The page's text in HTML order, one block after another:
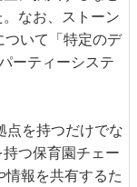
なお、ストーン
ついて「特定のデ
ーティーシステ
点を持つだけでな
つ保育園チェー
報を共有するた